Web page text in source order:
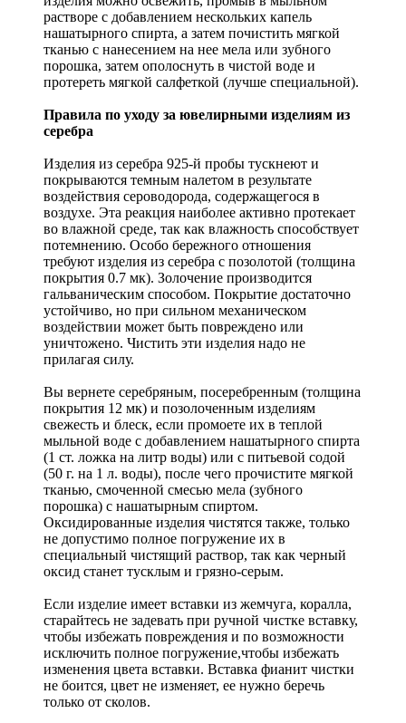
растворе с добавлением нескольких капель
нашатырного спирта, а затем почистить мягкой
тканью с нанесением на нее мела или зубного
порошка, затем ополоснуть в чистой воде и
протереть мягкой салфеткой (лучше специальной).
Правила по уходу за ювелирными изделиям из
серебра
Изделия из серебра 925-й пробы тускнеют и
покрываются темным налетом в результате
воздействия сероводорода, содержащегося в
воздухе. Эта реакция наиболее активно протекает
во влажной среде, так как влажность способствует
потемнению. Особо бережного отношения
требуют изделия из серебра с позолотой (толщина
покрытия 0.7 мк). Золочение производится
гальваническим способом. Покрытие достаточно
устойчиво, но при сильном механическом
воздействии может быть повреждено или
уничтожено. Чистить эти изделия надо не
прилагая силу.
Вы вернете серебряным, посеребренным (толщина
покрытия 12 мк) и позолоченным изделиям
свежесть и блеск, если промоете их в теплой
мыльной воде с добавлением нашатырного спирта
(1 ст. ложка на литр воды) или с питьевой содой
(50 г. на 1 л. воды), после чего прочистите мягкой
тканью, смоченной смесью мела (зубного
порошка) с нашатырным спиртом.
Оксидированные изделия чистятся также, только
не допустимо полное погружение их в
специальный чистящий раствор, так как черный
оксид станет тусклым и грязно-серым.
Если изделие имеет вставки из жемчуга, коралла,
старайтесь не задевать при ручной чистке вставку,
чтобы избежать повреждения и по возможности
исключить полное погружение,чтобы избежать
изменения цвета вставки. Вставка фианит чистки
не боится, цвет не изменяет, ее нужно беречь
только от сколов.